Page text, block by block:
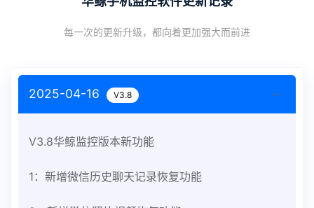
每一次的更新升级，都向着更加强大而前进
2025-04-16 V3.8
V3.8华鲸监控版本新功能
1：新增微信历史聊天记录恢复功能